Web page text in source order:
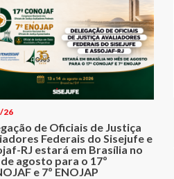
26
de Oficiais de Justiça
Federais do Sisejufe e
RJ estará em Brasília no
agosto para o 17º
e 7º ENOJAP